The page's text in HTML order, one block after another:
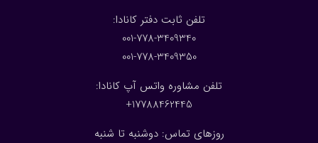
:تلفن ثابت دفتر کانادا
001-778-3409340
001-778-3409350
تلفن مشاوره واتس آپ کانادا:
17788462445+
روزهای تماس: دوشنبه تا شنبه